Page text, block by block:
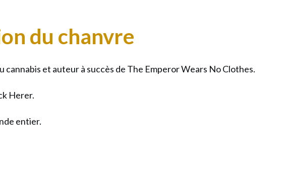
Fleur
primée
effets
du chanvre
et auteur à succès de The Emperor Wears No Clothes.
Herer.
entier.